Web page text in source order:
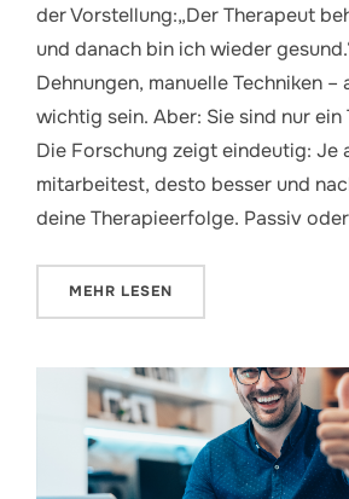
der Vorstellung:„Der Therapeut
und danach bin ich wieder
Dehnungen, manuelle Techniken –
wichtig sein. Aber: Sie sind nur ein
Die Forschung zeigt eindeutig: Je
mitarbeitest, desto besser und
deine Therapieerfolge. Passiv
MEHR ÜBER „ERWARTUNGEN IN
LESEN